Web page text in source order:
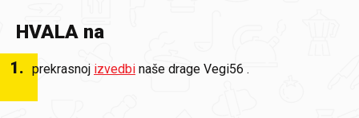
HVALA na
1. prekrasnoj izvedbi naše drage Vegi56 .